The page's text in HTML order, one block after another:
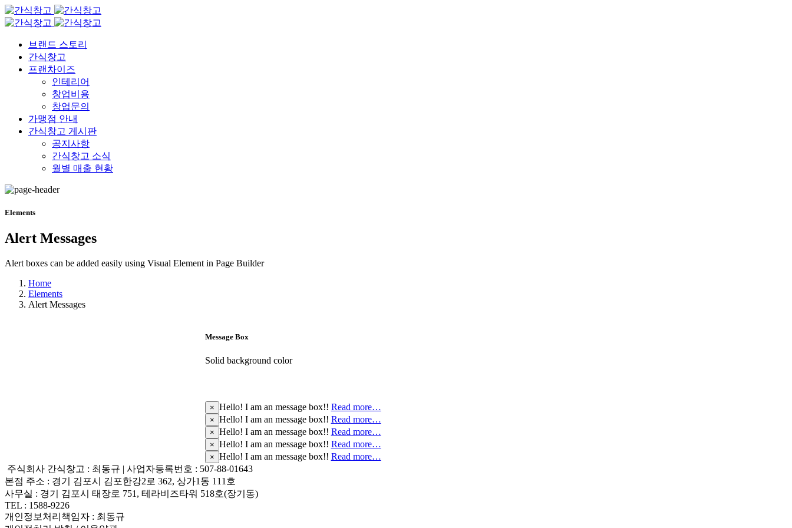
브랜드 스토리
간식창고
프랜차이즈
인테리어
창업비용
창업문의
가맹점 안내
간식창고 게시판
공지사항
간식창고 소식
월별 매출 현황
Elements
Alert Messages
Alert boxes can be added easily using Visual Element in Page Builder
Home
Elements
Alert Messages
Message Box
Solid background color
× Hello! I am an message box!! Read more…
× Hello! I am an message box!! Read more…
× Hello! I am an message box!! Read more…
× Hello! I am an message box!! Read more…
× Hello! I am an message box!! Read more…
주식회사 간식창고 : 최동규 | 사업자등록번호 : 507-88-01643
본점 주소 : 경기 김포시 김포한강2로 362, 상가1동 111호
사무실 : 경기 김포시 태장로 751, 테라비즈타워 518호(장기동)
TEL : 1588-9226
개인정보처리책임자 : 최동규